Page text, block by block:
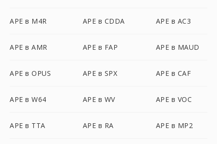
APE в M4R APE в CDDA APE в AC3
APE в AMR APE в FAP APE в MAUD
APE в OPUS APE в SPX APE в CAF
APE в W64 APE в WV APE в VOC
APE в TTA APE в RA APE в MP2